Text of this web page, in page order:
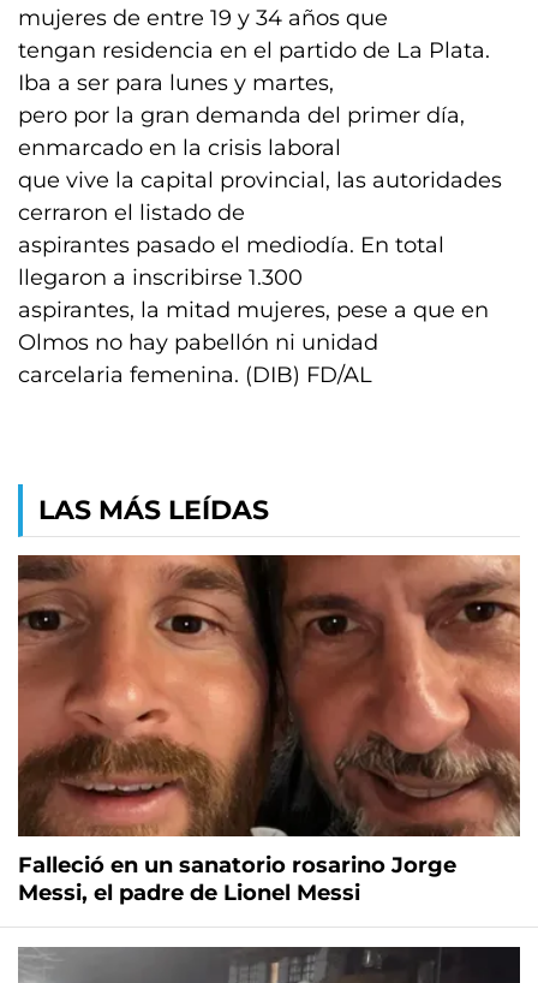
mujeres de entre 19 y 34 años que
tengan residencia en el partido de La Plata.
Iba a ser para lunes y martes,
pero por la gran demanda del primer día,
enmarcado en la crisis laboral
que vive la capital provincial, las autoridades
cerraron el listado de
aspirantes pasado el mediodía. En total
llegaron a inscribirse 1.300
aspirantes, la mitad mujeres, pese a que en
Olmos no hay pabellón ni unidad
carcelaria femenina. (DIB) FD/AL
LAS MÁS LEÍDAS
Falleció en un sanatorio rosarino Jorge
Messi, el padre de Lionel Messi